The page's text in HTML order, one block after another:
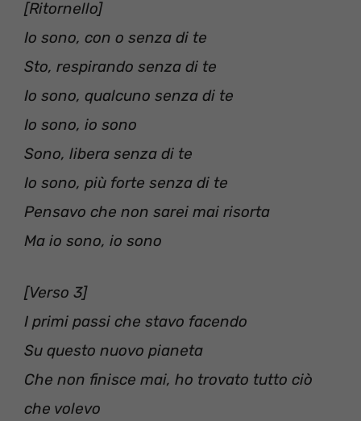
[Ritornello]
Io sono, con o senza di te
Sto, respirando senza di te
Io sono, qualcuno senza di te
Io sono, io sono
Sono, libera senza di te
Io sono, più forte senza di te
Pensavo che non sarei mai risorta
Ma io sono, io sono
[Verso 3]
I primi passi che stavo facendo
Su questo nuovo pianeta
Che non finisce mai, ho trovato tutto ciò
che volevo